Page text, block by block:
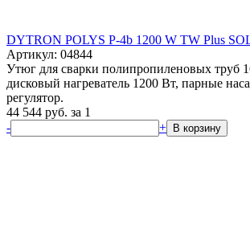
DYTRON POLYS P-4b 1200 W TW Plus
Артикул: 04844
Утюг для сварки полипропиленовых труб
дисковый нагреватель 1200 Вт, парные
регулятор.
44 544 руб. за 1
-
+ В корзину